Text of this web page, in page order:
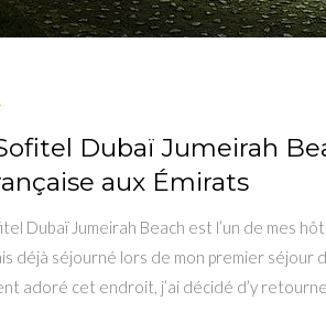
Dubaï Jumeirah
aux Émirats
Dubaï Jumeirah Beach est l’un de mes
déjà séjourné lors de mon premier séjour
adoré cet endroit, j’ai décidé d’y